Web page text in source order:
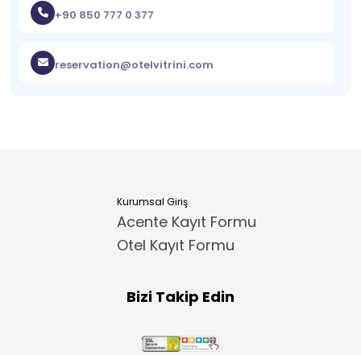
+90 850 777 0 377
reservation@otelvitrini.com
Kurumsal Giriş
Acente Kayıt Formu
Otel Kayıt Formu
Bizi Takip Edin